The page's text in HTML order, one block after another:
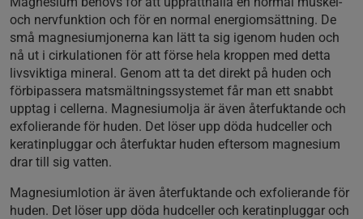
och nervfunktion och för en normal energiomsättning. De
små magnesiumjonerna kan lätt ta sig igenom huden och
nå ut i cirkulationen för att förse hela kroppen med detta
livsviktiga mineral. Genom att ta det direkt på huden och
förbipassera matsmältningssystemet får man ett snabbt
upptag i cellerna. Magnesiumolja är även återfuktande och
exfolierande för huden. Det löser upp döda hudceller och
keratinpluggar och återfuktar huden eftersom magnesium
drar till sig vatten.
Magnesiumlotion är även återfuktande och exfolierande för
huden. Det löser upp döda hudceller och keratinpluggar och